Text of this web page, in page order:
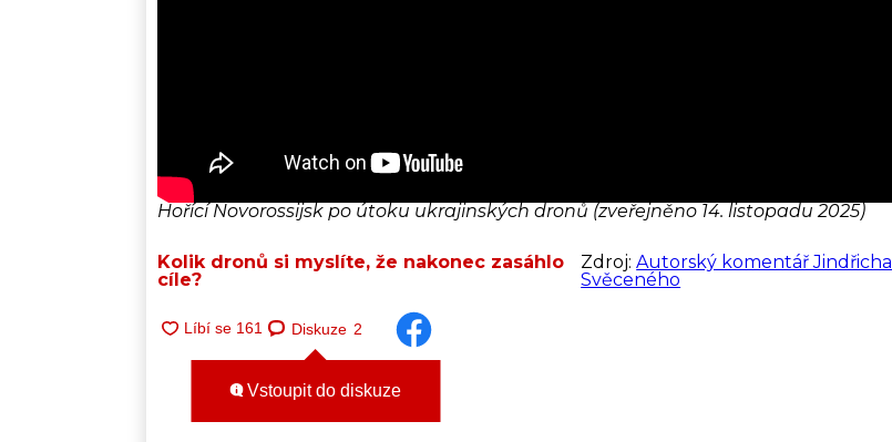
Hořící Novorossijsk po útoku ukrajinských dronů (zveřejněno 14. listopadu 2025)
Kolik dronů si myslíte, že nakonec zasáhlo
cíle?
Zdroj:Autorský komentář Jindřicha
Svěceného
Diskuze 2
Vstoupit do diskuze